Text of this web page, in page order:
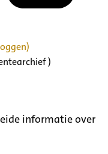
)
informatie over